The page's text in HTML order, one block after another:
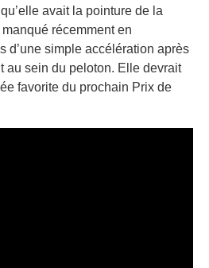
avait la pointure de la
manqué récemment en
d’une simple accélération après
au sein du peloton. Elle devrait
favorite du prochain Prix de